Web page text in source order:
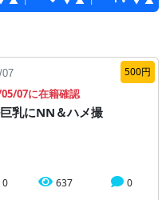
07 500円
07に在籍確認
乳にNN＆ハメ撮
0 637 0